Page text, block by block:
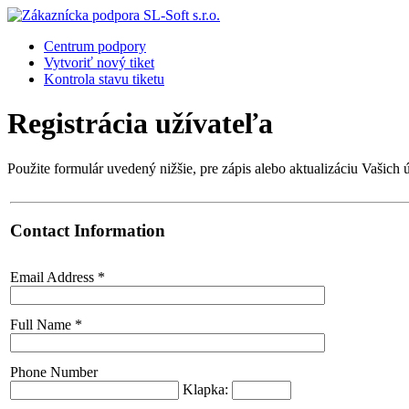
Centrum podpory
Vytvoriť nový tiket
Kontrola stavu tiketu
Registrácia užívateľa
Použite formulár uvedený nižšie, pre zápis alebo aktualizáciu Vašich
Contact Information
Email Address *
Full Name *
Phone Number
Klapka: